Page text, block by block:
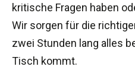
kritische Fragen haben
Wir sorgen für die
zwei Stunden lang alles
Tisch kommt.